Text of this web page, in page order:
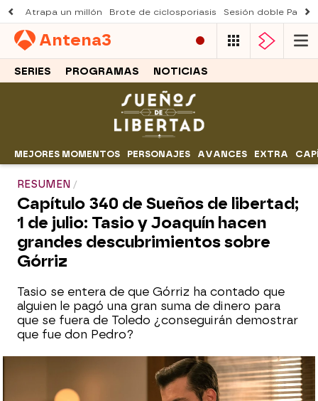
Atrapa un millón Brote de ciclosporiasis Sesión doble
Antena3
SERIES PROGRAMAS NOTICIAS
MEJORES MOMENTOS PERSONAJES AVANCES EXTRA
RESUMEN
Capítulo 340 de Sueños de libertad;
1 de julio: Tasio y Joaquín hacen
grandes descubrimientos sobre
Górriz
Tasio se entera de que Górriz ha contado que
alguien le pagó una gran suma de dinero para
que se fuera de Toledo ¿conseguirán demostrar
que fue don Pedro?
Damián, enfurecido ante las últimas
noticias: Górriz ha huido de España